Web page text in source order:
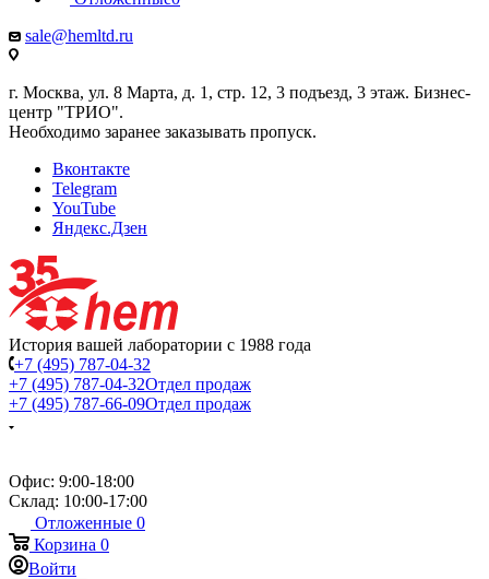
sale@hemltd.ru
г. Москва, ул. 8 Марта, д. 1, стр. 12, 3 подъезд, 3 этаж. Бизнес-
центр "ТРИО".
Необходимо заранее заказывать пропуск.
Вконтакте
Telegram
YouTube
Яндекс.Дзен
История вашей лаборатории с 1988 года
+7 (495) 787-04-32
+7 (495) 787-04-32Отдел продаж
+7 (495) 787-66-09Отдел продаж
Офис: 9:00-18:00
Склад: 10:00-17:00
Отложенные 0
Корзина 0
Войти